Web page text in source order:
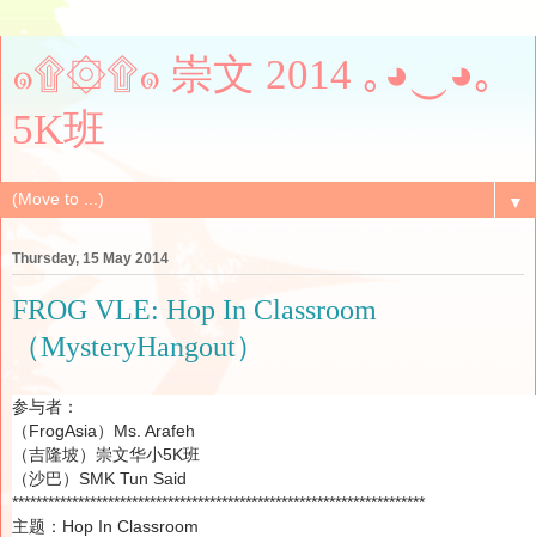
๑۩۞۩๑ 崇文 2014 ｡◕‿◕｡
5K班
▼
Thursday, 15 May 2014
FROG VLE: Hop In Classroom
（MysteryHangout）
参与者：
（FrogAsia） Ms. Arafeh
（吉隆坡）崇文华小5K班
（沙巴）SMK Tun Said
*********************************************************************
主题：Hop In Classroom